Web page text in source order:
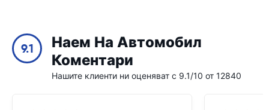
9.1
Наем На Автомобил
Коментари
Нашите клиенти ни оценяват с 9.1/10 от 12840